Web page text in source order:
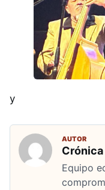
y
AUTOR
Equipo